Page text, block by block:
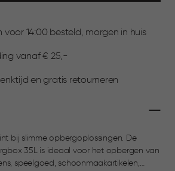
voor 14:00 besteld, morgen in huis
vanaf € 25,-
en gratis retourneren
bij slimme opbergoplossingen. De
35L is ideaal voor het opbergen van
speelgoed, schoonmaakartikelen,